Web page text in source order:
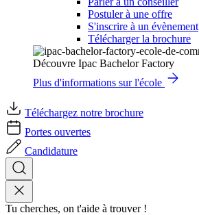
Postuler à une offre
S'inscrire à un évènement
Télécharger la brochure
Découvre Ipac Bachelor Factory
Plus d'informations sur l'école
Téléchargez notre brochure
Portes ouvertes
Candidature
Tu cherches, on t'aide à trouver !